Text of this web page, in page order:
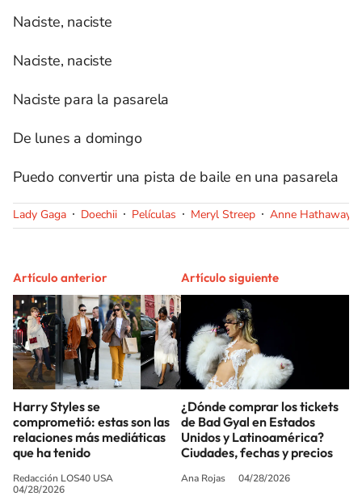
Naciste, naciste
Naciste, naciste
Naciste para la pasarela
De lunes a domingo
Puedo convertir una pista de baile en una pasarela
Lady Gaga Doechii Películas Meryl Streep Anne Hathaway
Artículo anterior
Harry Styles se
comprometió: estas son las
relaciones más mediáticas
que ha tenido
Redacción LOS40 USA
04/28/2026
Artículo siguiente
¿Dónde comprar los tickets
de Bad Gyal en Estados
Unidos y Latinoamérica?
Ciudades, fechas y precios
Ana Rojas 04/28/2026